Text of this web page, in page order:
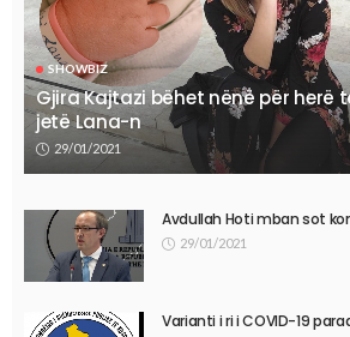
SHOWBIZ
Gjira Kajtazi bëhet nënë për herë
jetë Lana-n
29/01/2021
Avdullah Hoti mban sot
29/01/2021
Varianti i ri i COVID-19